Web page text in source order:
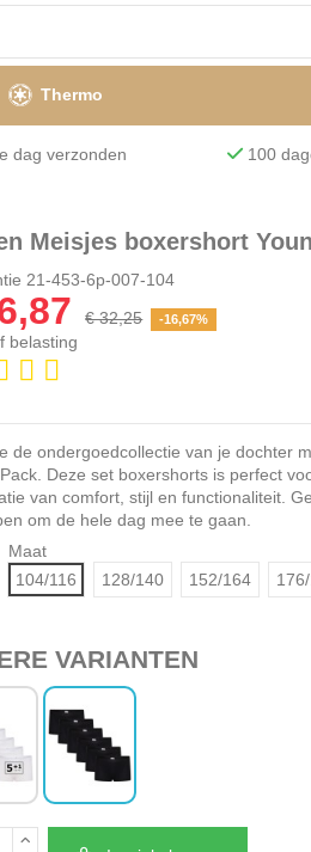
Thermo
zelfde dag verzonden 100
Meisjes boxershort
21-453-6p-007-104
€ 32,25 -16,67%
belasting
de ondergoedcollectie van je dochter
Deze set boxershorts is perfect
van comfort, stijl en functionaliteit.
om de hele dag mee te gaan.
Maat
104/116
128/140 152/164
VARIANTEN